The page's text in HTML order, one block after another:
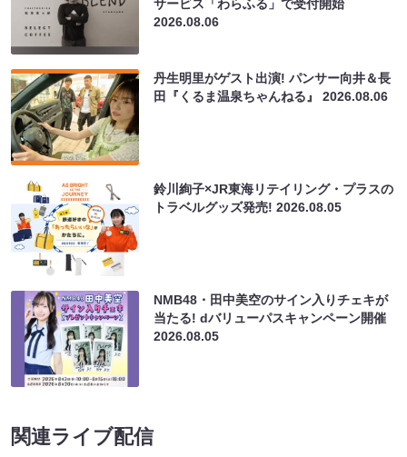
サービス「わらふる」で受付開始
2026.08.06
丹生明里がゲスト出演! パンサー向井＆長
田『くるま温泉ちゃんねる』2026.08.06
鈴川絢子×JR東海リテイリング・プラスの
トラベルグッズ発売!2026.08.05
NMB48・田中美空のサイン入りチェキが
当たる! dバリューパスキャンペーン開催
2026.08.05
関連ライブ配信